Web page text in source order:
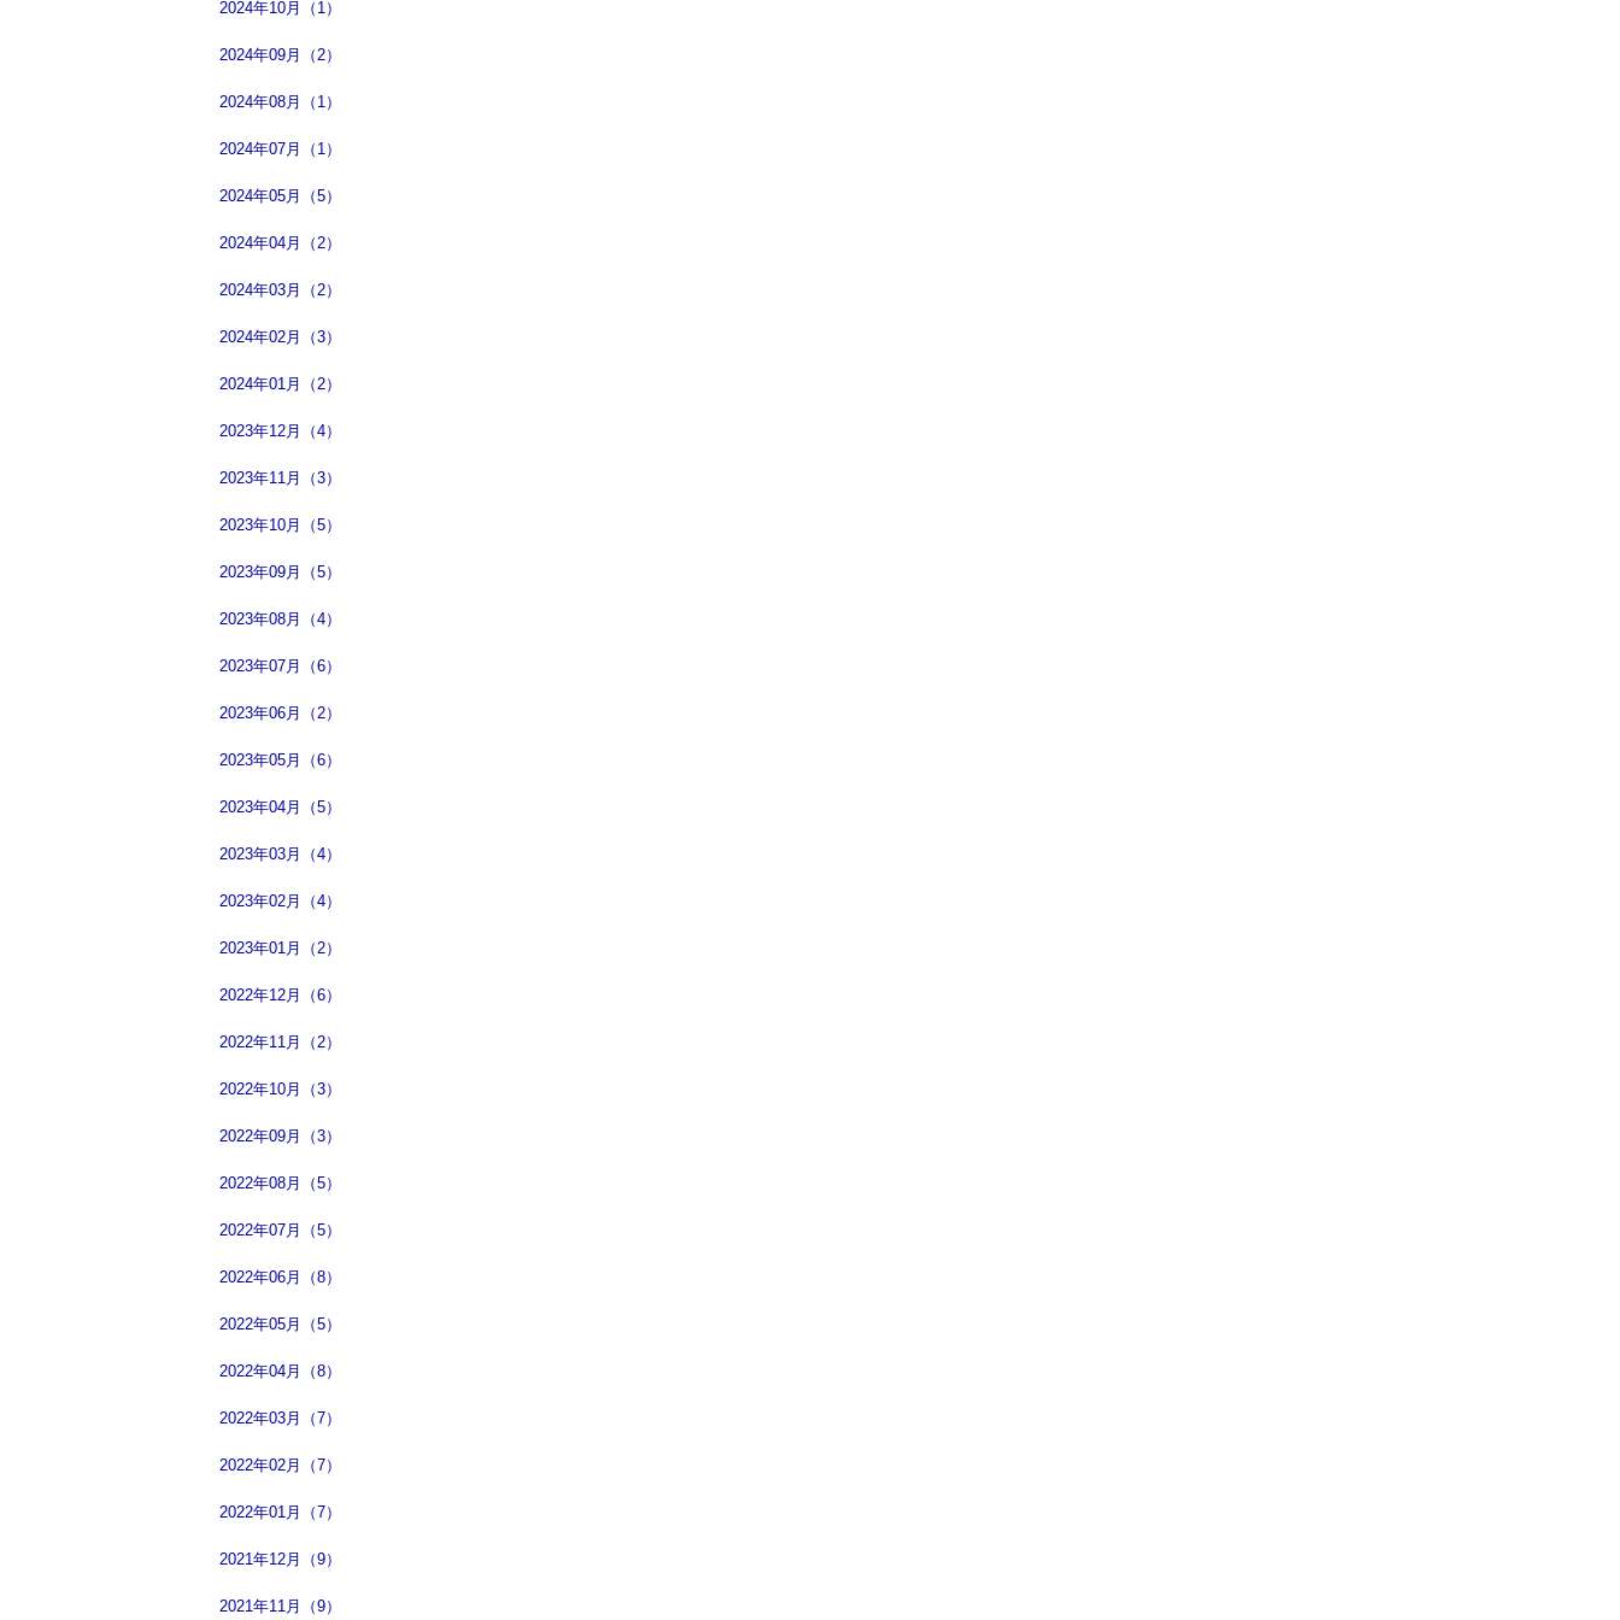
2024年10月（1）
2024年09月（2）
2024年08月（1）
2024年07月（1）
2024年05月（5）
2024年04月（2）
2024年03月（2）
2024年02月（3）
2024年01月（2）
2023年12月（4）
2023年11月（3）
2023年10月（5）
2023年09月（5）
2023年08月（4）
2023年07月（6）
2023年06月（2）
2023年05月（6）
2023年04月（5）
2023年03月（4）
2023年02月（4）
2023年01月（2）
2022年12月（6）
2022年11月（2）
2022年10月（3）
2022年09月（3）
2022年08月（5）
2022年07月（5）
2022年06月（8）
2022年05月（5）
2022年04月（8）
2022年03月（7）
2022年02月（7）
2022年01月（7）
2021年12月（9）
2021年11月（9）